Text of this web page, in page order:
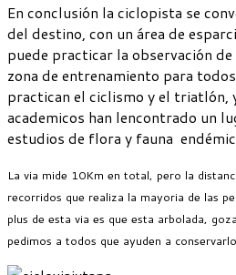
En conclusión la ciclopista se
del destino, con un área de
puede practicar la observación de
zona de entrenamiento para
practican el ciclismo y el triatlón,
academicos han lencontrado un
estudios de flora y fauna
La via mide 10Km en total, pero la
recorridos que realiza la mayoria de las
plus de esta via es que esta arbolada,
pedimos a todos que ayuden a